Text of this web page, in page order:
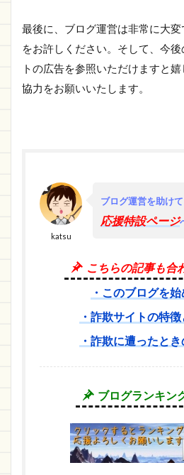
最後に、ブログ運営は非常に大
をお許しください。そして、今
トの広告を参照いただけますと
協力をお願いいたします。
katsu
ブログ運営を助けて
応援特設ページ
こちらの記事も合
・このブログを
・詐欺サイトの特
・詐欺に遭ったと
ブログランキン